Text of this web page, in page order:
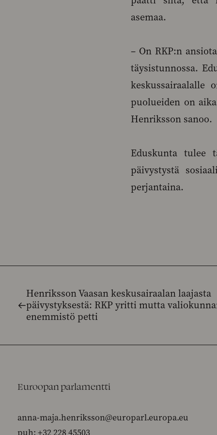
asemaa.
– On RKP:n
täysistunnossa.
keskussairaalalle
puolueiden on
Henriksson sanoo.
Eduskunta tulee
päivystystä
perjantaina.
Henriksson Vaasan keskusairaalan laajasta
päivystyksestä: RKP yritti mutta
enemmistö petti
Euroopan parlamentti
anna-maja.henriksson@europarl.europa.eu
puh: +32 228 45503